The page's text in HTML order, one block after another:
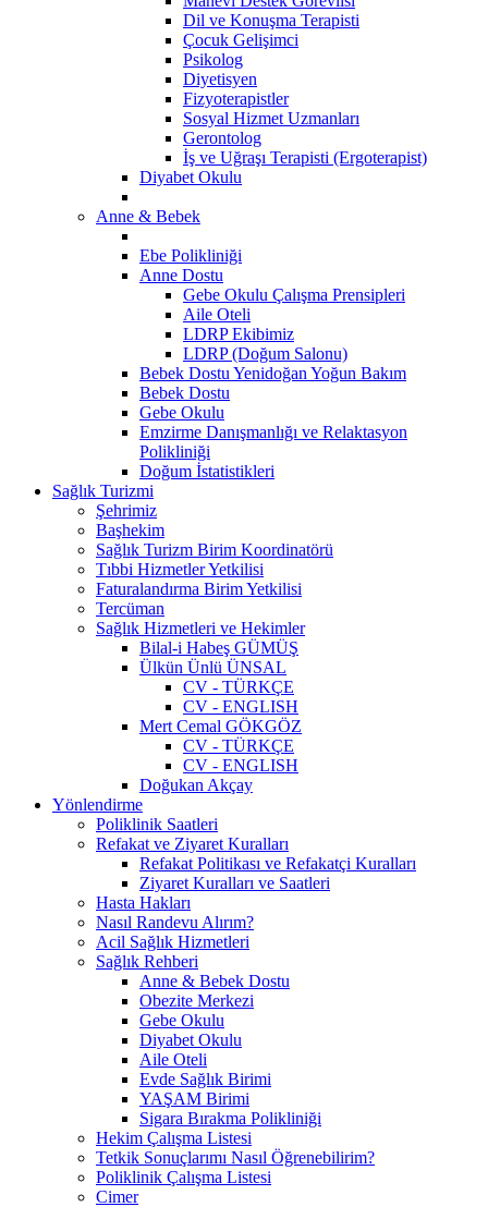
Dil ve Konuşma Terapisti
Çocuk Gelişimci
Psikolog
Diyetisyen
Fizyoterapistler
Sosyal Hizmet Uzmanları
Gerontolog
İş ve Uğraşı Terapisti (Ergoterapist)
Diyabet Okulu
Anne & Bebek
Ebe Polikliniği
Anne Dostu
Gebe Okulu Çalışma Prensipleri
Aile Oteli
LDRP Ekibimiz
LDRP (Doğum Salonu)
Bebek Dostu Yenidoğan Yoğun Bakım
Bebek Dostu
​Gebe Okulu
Emzirme Danışmanlığı ve Relaktasyon
Polikliniği
Doğum İstatistikleri
Sağlık Turizmi
Şehrimiz
Başhekim
Sağlık Turizm Birim Koordinatörü
Tıbbi Hizmetler Yetkilisi
Faturalandırma Birim Yetkilisi
Tercüman
Sağlık Hizmetleri ve Hekimler
Bilal-i Habeş GÜMÜŞ
Ülkün Ünlü ÜNSAL
CV - TÜRKÇE
CV - ENGLISH
Mert Cemal GÖKGÖZ
CV - TÜRKÇE
CV - ENGLISH
Doğukan Akçay
Yönlendirme
Poliklinik Saatleri
Refakat ve Ziyaret Kuralları
Refakat Politikası ve Refakatçi Kuralları
Ziyaret Kuralları ve Saatleri
Hasta Hakları
Nasıl Randevu Alırım?
Acil Sağlık Hizmetleri
Sağlık Rehberi
Anne & Bebek Dostu
Obezite Merkezi
Gebe Okulu
Diyabet Okulu
Aile Oteli
Evde Sağlık Birimi
YAŞAM Birimi
Sigara Bırakma Polikliniği
Hekim Çalışma Listesi
Tetkik Sonuçlarımı Nasıl Öğrenebilirim?
Poliklinik Çalışma Listesi
Cimer